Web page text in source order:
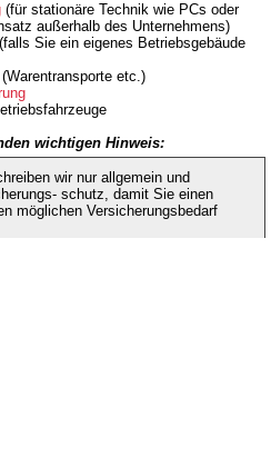
(für stationäre Technik wie PCs oder
außerhalb des Unternehmens)
(falls Sie ein eigenes Betriebsgebäude
etc.)
wichtigen Hinweis:
wir nur allgemein und
schutz, damit Sie einen
möglichen Versicherungsbedarf